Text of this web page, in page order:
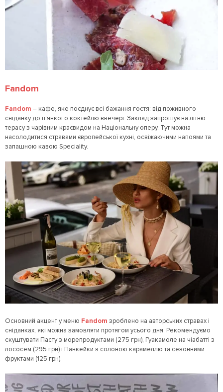
Fandom
Fandom – кафе, яке поєднує всі бажання гостя: від поживного
сніданку до п’янкого коктейлю ввечері. Заклад запрошує на літню
терасу з чарівним краєвидом на Національну оперу. Тут можна
насолодитися стравами європейської кухні, освіжаючими напоями та
запашною кавою Speciality.
Основний акцент у меню Fandom зроблено на авторських стравах і
сніданках, які можна замовляти протягом усього дня. Рекомендуємо
скуштувати Пасту з морепродуктами (275 грн), Гуакамоле на чіабатті з
лососем (295 грн) і Панкейки з солоною карамеллю та сезонними
фруктами (125 грн).